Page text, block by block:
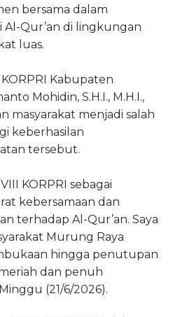
bersama dalam
Al-Qur’an di lingkungan
luas.
Kabupaten
Mohidin, S.H.I., M.H.I.,
masyarakat menjadi salah
keberhasilan
tersebut.
KORPRI sebagai
kebersamaan dan
terhadap Al-Qur’an. Saya
Murung Raya
hingga penutupan
dan penuh
(21/6/2026).